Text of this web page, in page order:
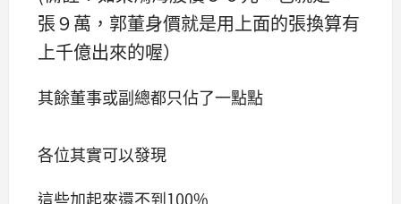
張９萬，郭董身價就是用上面的張換算有
上千億出來的喔）
其餘董事或副總都只佔了一點點
各位其實可以發現
這些加起來還不到100%